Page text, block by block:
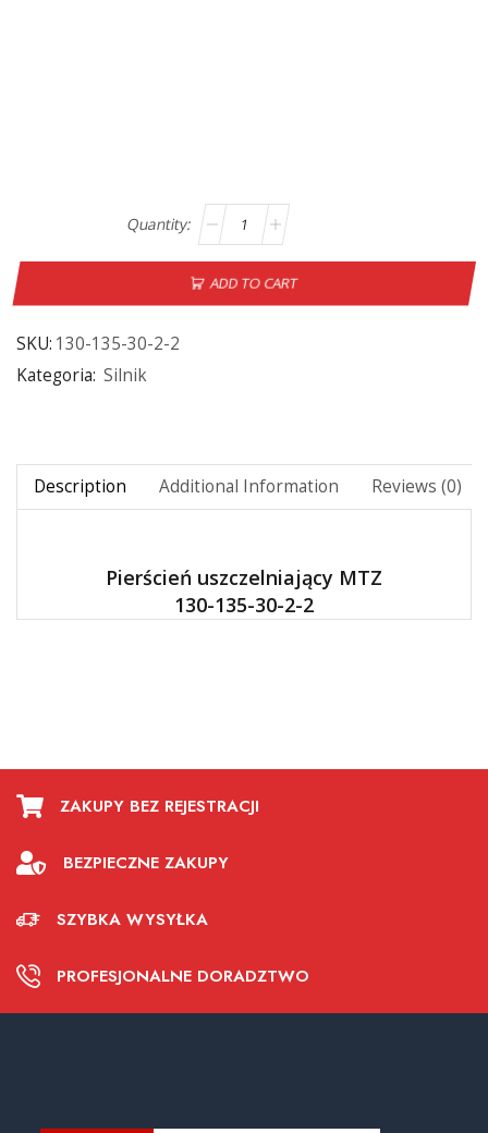
ADD TO CART
SKU: 130-135-30-2-2
Kategoria: Silnik
Description Additional Information Reviews (0)
Pierścień uszczelniający MTZ
130-135-30-2-2
ZAKUPY BEZ REJESTRACJI
BEZPIECZNE ZAKUPY
SZYBKA WYSYŁKA
PROFESJONALNE DORADZTWO